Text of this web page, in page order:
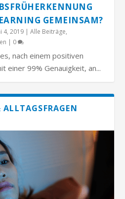
GEMEINSAM?
4, 2019 |Alle Beiträge,
| 0
nach einem positiven
einer 99% Genauigkeit, an...